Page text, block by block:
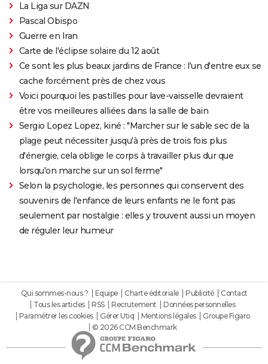
La Liga sur DAZN
Pascal Obispo
Guerre en Iran
Carte de l'éclipse solaire du 12 août
Ce sont les plus beaux jardins de France : l'un d'entre eux se
cache forcément près de chez vous
Voici pourquoi les pastilles pour lave-vaisselle devraient
être vos meilleures alliées dans la salle de bain
Sergio Lopez Lopez, kiné : "Marcher sur le sable sec de la
plage peut nécessiter jusqu'à près de trois fois plus
d'énergie, cela oblige le corps à travailler plus dur que
lorsqu'on marche sur un sol ferme"
Selon la psychologie, les personnes qui conservent des
souvenirs de l'enfance de leurs enfants ne le font pas
seulement par nostalgie : elles y trouvent aussi un moyen
de réguler leur humeur
Qui sommes-nous ? Equipe Charte éditoriale Publicité
Contact
Tous les articles
RSS Recrutement
Données personnelles
Paramétrer les cookies
Gérer Utiq Mentions légales
Groupe Figaro
© 2026 CCM Benchmark